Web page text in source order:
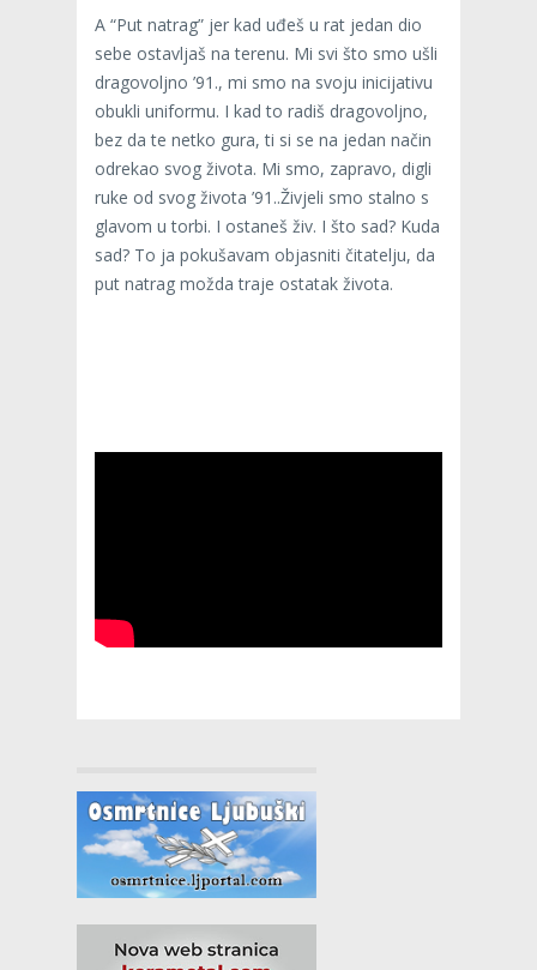
A “Put natrag” jer kad uđeš u rat jedan dio
sebe ostavljaš na terenu. Mi svi što smo ušli
dragovoljno ’91., mi smo na svoju inicijativu
obukli uniformu. I kad to radiš dragovoljno,
bez da te netko gura, ti si se na jedan način
odrekao svog života. Mi smo, zapravo, digli
ruke od svog života ’91..Živjeli smo stalno s
glavom u torbi. I ostaneš živ. I što sad? Kuda
sad? To ja pokušavam objasniti čitatelju, da
put natrag možda traje ostatak života.